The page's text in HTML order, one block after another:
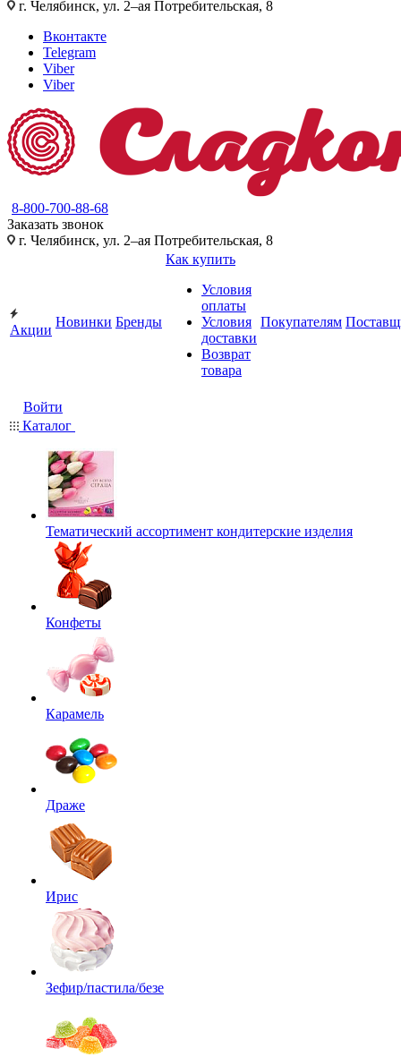
г. Челябинск, ул. 2–ая Потребительская, 8
Вконтакте
Telegram
Viber
Viber
8-800-700-88-68
Заказать звонок
г. Челябинск, ул. 2–ая Потребительская, 8
Акции
Новинки Бренды
Как купить
Условия
оплаты
Условия
доставки
Возврат
товара
Покупателям
Войти
Каталог
Тематический ассортимент кондитерские изделия
Конфеты
Карамель
Драже
Ирис
Зефир/пастила/безе